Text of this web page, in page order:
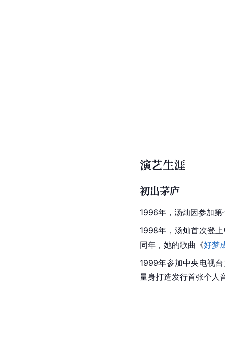
演艺生涯
初出茅庐
1996年，汤灿因参加
1998年，汤灿首次登
同年，她的歌曲《好梦
1999年参加中央电视
量身打造发行首张个人